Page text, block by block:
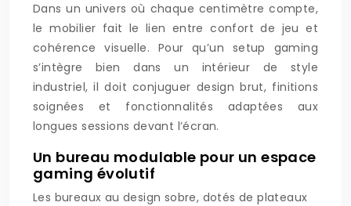
Dans un univers où chaque centimètre compte,
le mobilier fait le lien entre confort de jeu et
cohérence visuelle. Pour qu’un setup gaming
s’intègre bien dans un intérieur de style
industriel, il doit conjuguer design brut, finitions
soignées et fonctionnalités adaptées aux
longues sessions devant l’écran.
Un bureau modulable pour un espace
gaming évolutif
Les bureaux au design sobre, dotés de plateaux